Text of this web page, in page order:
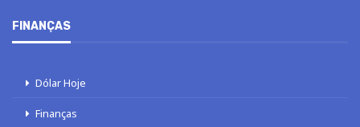
FINANÇAS
Dólar Hoje
Finanças